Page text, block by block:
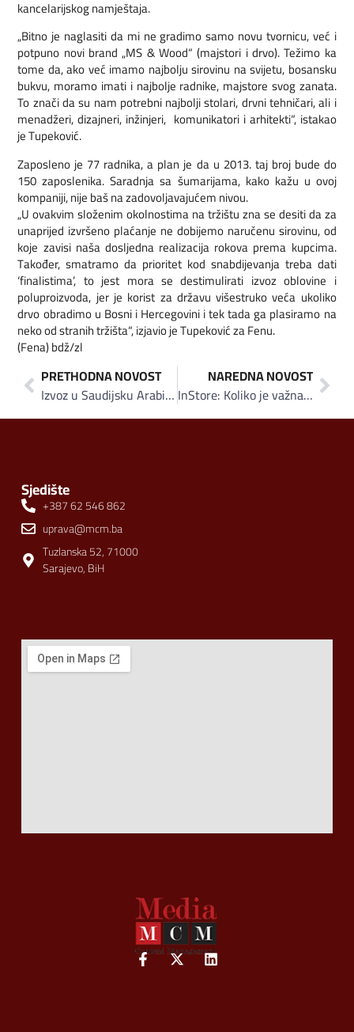
kancelarijskog namještaja.
„Bitno je naglasiti da mi ne gradimo samo novu tvornicu, već i
potpuno novi brand „MS & Wood“ (majstori i drvo). Težimo ka
tome da, ako već imamo najbolju sirovinu na svijetu, bosansku
bukvu, moramo imati i najbolje radnike, majstore svog zanata.
To znači da su nam potrebni najbolji stolari, drvni tehničari, ali i
menadžeri, dizajneri, inžinjeri, komunikatori i arhitekti“, istakao
je Tupeković.
Zaposleno je 77 radnika, a plan je da u 2013. taj broj bude do
150 zaposlenika. Saradnja sa šumarijama, kako kažu u ovoj
kompaniji, nije baš na zadovoljavajućem nivou.
„U ovakvim složenim okolnostima na tržištu zna se desiti da za
unaprijed izvršeno plaćanje ne dobijemo naručenu sirovinu, od
koje zavisi naša dosljedna realizacija rokova prema kupcima.
Također, smatramo da prioritet kod snabdijevanja treba dati
‘finalistima’, to jest mora se destimulirati izvoz oblovine i
poluproizvoda, jer je korist za državu višestruko veća ukoliko
drvo obradimo u Bosni i Hercegovini i tek tada ga plasiramo na
neko od stranih tržišta“, izjavio je Tupeković za Fenu.
(Fena) bdž/zl
PRETHODNA NOVOST
Izvoz u Saudijsku Arabiju i zemlje Zaljeva
NAREDNA NOVOST
InStore: Koliko je važna web stranica?
Sjedište
+387 62 546 862
uprava@mcm.ba
Tuzlanska 52, 71000
Sarajevo, BiH